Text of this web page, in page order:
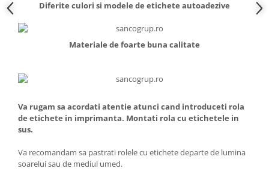
Diferite culori si modele de etichete autoadezive
Materiale de foarte buna calitate
Va rugam sa acordati atentie atunci cand introduceti rola
de etichete in imprimanta. Montati rola cu etichetele in
sus.
Va recomandam sa pastrati rolele cu etichete departe de lumina
soarelui sau de mediul umed.